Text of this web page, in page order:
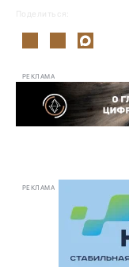
Поделиться:
РЕКЛАМА
РЕКЛАМА